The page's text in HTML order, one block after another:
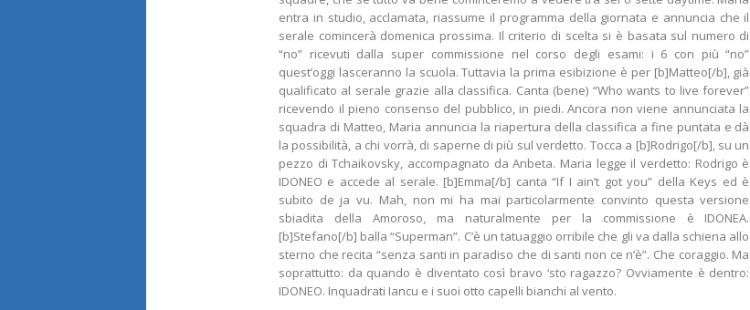
entra in studio, acclamata, riassume il programma della giornata e annuncia che il
serale comincerà domenica prossima. Il criterio di scelta si è basata sul numero di
“no” ricevuti dalla super commissione nel corso degli esami: i 6 con più “no”
quest’oggi lasceranno la scuola. Tuttavia la prima esibizione è per [b]Matteo[/b], già
qualificato al serale grazie alla classifica. Canta (bene) “Who wants to live forever”
ricevendo il pieno consenso del pubblico, in piedi. Ancora non viene annunciata la
squadra di Matteo, Maria annuncia la riapertura della classifica a fine puntata e dà
la possibilità, a chi vorrà, di saperne di più sul verdetto. Tocca a [b]Rodrigo[/b], su un
pezzo di Tchaikovsky, accompagnato da Anbeta. Maria legge il verdetto: Rodrigo è
IDONEO e accede al serale. [b]Emma[/b] canta “If I ain’t got you” della Keys ed è
subito de ja vu. Mah, non mi ha mai particolarmente convinto questa versione
sbiadita della Amoroso, ma naturalmente per la commissione è IDONEA.
[b]Stefano[/b] balla “Superman”. C’è un tatuaggio orribile che gli va dalla schiena allo
sterno che recita “senza santi in paradiso che di santi non ce n’è”. Che coraggio. Ma
soprattutto: da quando è diventato così bravo ‘sto ragazzo? Ovviamente è dentro:
IDONEO. Inquadrati Iancu e i suoi otto capelli bianchi al vento.